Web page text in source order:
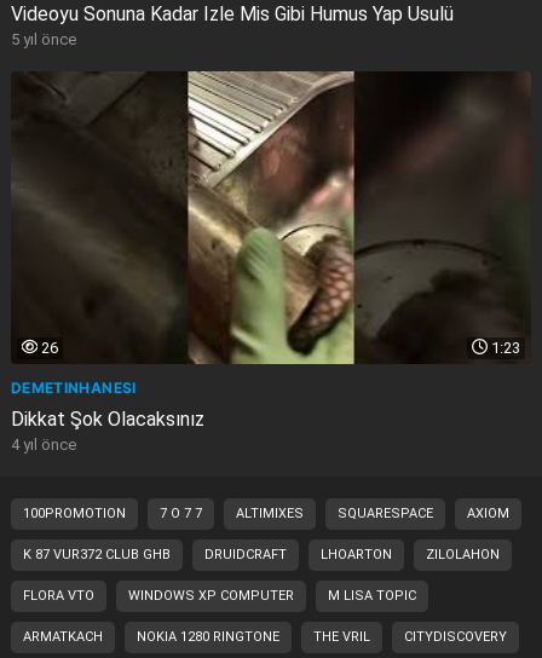
Videoyu Sonuna Kadar Izle Mis Gibi Humus Yap Usulü
5 yıl önce
1:23
26
DEMETINHANESI
Dikkat Şok Olacaksınız
4 yıl önce
100PROMOTION 7 O 7 7 ALTIMIXES SQUARESPACE AXIOM
K 87 VUR372 CLUB GHB DRUIDCRAFT LHOARTON ZILOLAHON
FLORA VTO WINDOWS XP COMPUTER M LISA TOPIC
ARMATKACH NOKIA 1280 RINGTONE THE VRIL CITYDISCOVERY